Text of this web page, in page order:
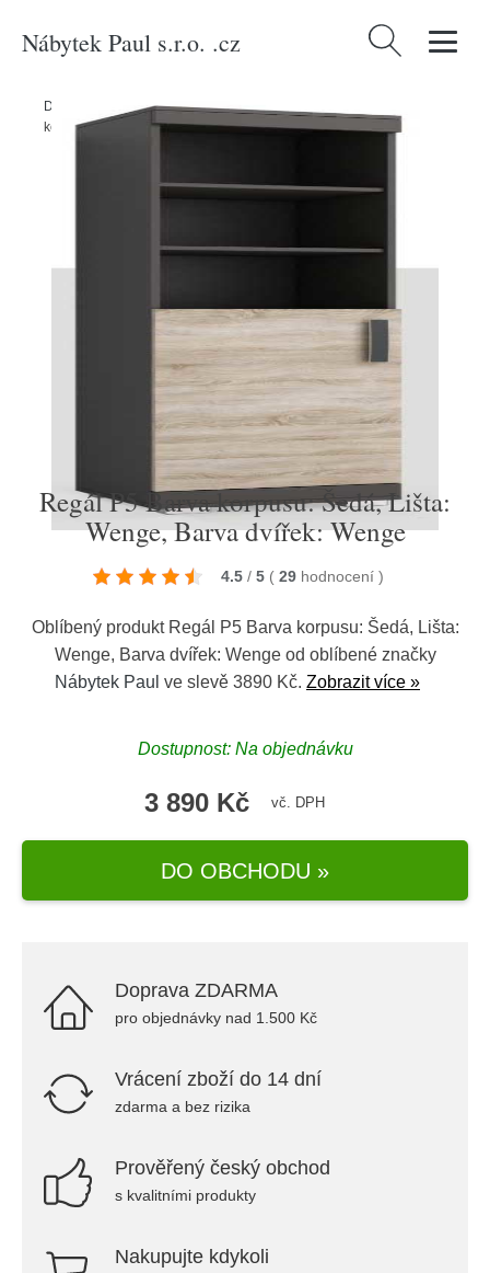
Nábytek Paul s.r.o. .cz Vyhledávání
Domů Produkty/Nábytek do obývacího pokoje
korpusu: Šedá, Lišta: Wenge, Barva dvířek: Wenge
Regál P5 Barva korpusu: Šedá, Lišta:
Wenge, Barva dvířek: Wenge
4.5 / 5 ( 29 hodnocení )
Oblíbený produkt Regál P5 Barva korpusu: Šedá, Lišta:
Wenge, Barva dvířek: Wenge od oblíbené značky
Nábytek Paul ve slevě 3890 Kč. Zobrazit více »
Dostupnost: Na objednávku
3 890 Kč vč. DPH
DO OBCHODU »
Doprava ZDARMA
pro objednávky nad 1.500 Kč
Vrácení zboží do 14 dní
zdarma a bez rizika
Prověřený český obchod
s kvalitními produkty
Nakupujte kdykoli